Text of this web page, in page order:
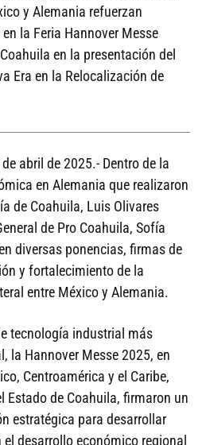
y Alemania refuerzan
la Feria Hannover Messe
en la presentación del
Era en la Relocalización de
abril de 2025.- Dentro de la
en Alemania que realizaron
de Coahuila, Luis Olivares
de Pro Coahuila, Sofía
diversas ponencias, firmas de
y fortalecimiento de la
entre México y Alemania.
tecnología industrial más
la Hannover Messe 2025, en
Centroamérica y el Caribe,
Estado de Coahuila, firmaron un
estratégica para desarrollar
desarrollo económico regional